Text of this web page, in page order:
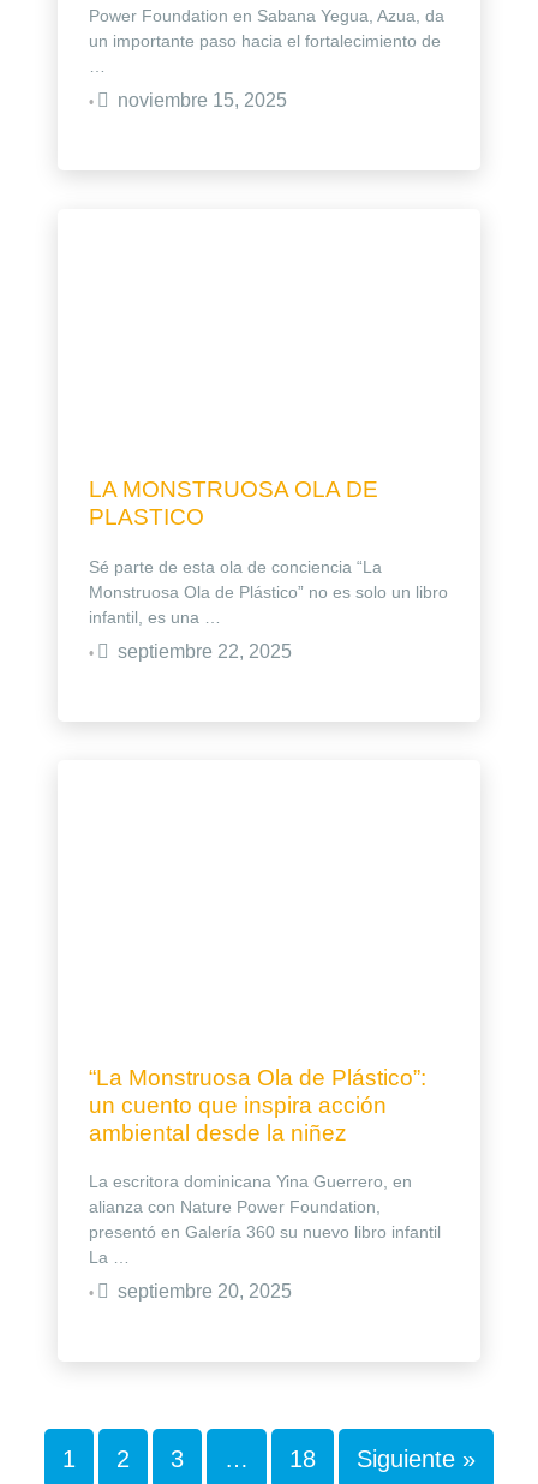
Power Foundation en Sabana Yegua, Azua, da
un importante paso hacia el fortalecimiento de
…
• noviembre 15, 2025
LA MONSTRUOSA OLA DE
PLASTICO
Sé parte de esta ola de conciencia “La
Monstruosa Ola de Plástico” no es solo un libro
infantil, es una …
• septiembre 22, 2025
“La Monstruosa Ola de Plástico”:
un cuento que inspira acción
ambiental desde la niñez
La escritora dominicana Yina Guerrero, en
alianza con Nature Power Foundation,
presentó en Galería 360 su nuevo libro infantil
La …
• septiembre 20, 2025
1 2 3 … 18 Siguiente »